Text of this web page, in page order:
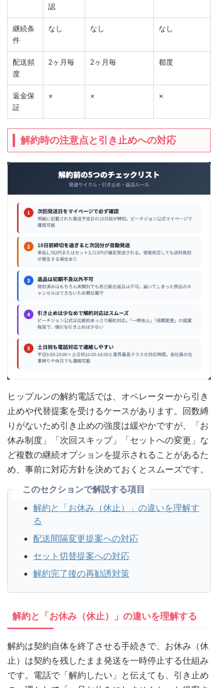
認
継続条
件
なし なし なし
配送頻
度
2ヶ月毎 2ヶ月毎 都度
返金保
証
× × ×
解約時の注意点と引き止めへの対応
ヒップルンの解約電話では、オペレーターから引き
止めや代替提案を受けるケースがあります。回数縛
りがないため引き止めの強度は緩やかですが、「お
休み制度」「次回スキップ」「セットへの変更」な
ど複数の継続オプションを提示されることがあるた
め、事前に対応方針を決めておくとスムーズです。
このセクションで解説する項目
解約と「お休み（休止）」の違いを理解す
る
配送間隔変更提案への対応
セット切替提案への対応
解約完了後の再勧誘対策
解約と「お休み（休止）」の違いを理解する
解約は契約自体を終了させる手続きで、お休み（休
止）は契約を残したまま発送を一時停止する仕組み
です。電話で「解約したい」と伝えても、引き止め